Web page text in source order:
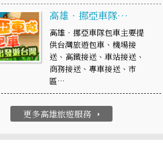
高雄‧挪亞車隊…
高雄‧挪亞車隊包車主要提
供台灣旅遊包車、機場接
送、高鐵接送、車站接送、
商務接送、專車接送、市
區…
更多高雄旅遊服務 arrow_right